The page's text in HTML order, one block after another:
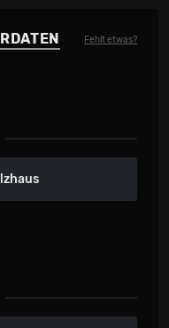
Fehlt etwas?